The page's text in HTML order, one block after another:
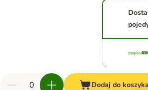
Dodaj do koszyka